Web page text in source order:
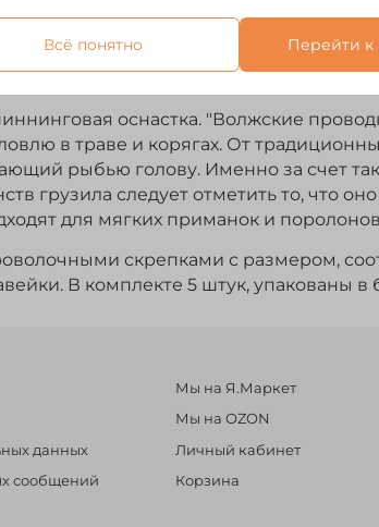
Отзывы
оснастка. "Волжские
в траве и корягах. От
рыбью голову. Именно за счет
грузила следует отметить то, что
для мягких приманок и
скрепками с размером,
В комплекте 5 штук, упакованы в
данных
сообщений
Мы на Я.Маркет
Мы на OZON
Личный кабинет
Корзина
Всё понятно Перейти к